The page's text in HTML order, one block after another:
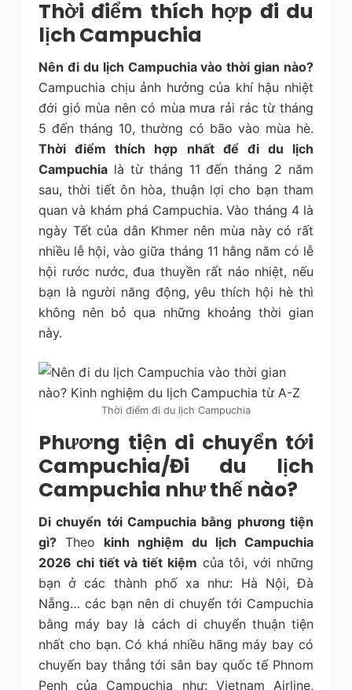
Thời điểm thích hợp đi du
lịch Campuchia
Nên đi du lịch Campuchia vào thời gian nào?
Campuchia chịu ảnh hưởng của khí hậu nhiệt
đới gió mùa nên có mùa mưa rải rác từ tháng
5 đến tháng 10, thường có bão vào mùa hè.
Thời điểm thích hợp nhất để đi du lịch
Campuchia là từ tháng 11 đến tháng 2 năm
sau, thời tiết ôn hòa, thuận lợi cho bạn tham
quan và khám phá Campuchia. Vào tháng 4 là
ngày Tết của dân Khmer nên mùa này có rất
nhiều lễ hội, vào giữa tháng 11 hằng năm có lễ
hội rước nước, đua thuyền rất náo nhiệt, nếu
bạn là người năng động, yêu thích hội hè thì
không nên bỏ qua những khoảng thời gian
này.
Thời điểm đi du lịch Campuchia
Phương tiện di chuyển tới
Campuchia/Đi du lịch
Campuchia như thế nào?
Di chuyển tới Campuchia bằng phương tiện
gì? Theo kinh nghiệm du lịch Campuchia
2026 chi tiết và tiết kiệm của tôi, với những
bạn ở các thành phố xa như: Hà Nội, Đà
Nẵng… các bạn nên di chuyển tới Campuchia
bằng máy bay là cách di chuyển thuận tiện
nhất cho bạn. Có khá nhiều hãng máy bay có
chuyến bay thẳng tới sân bay quốc tế Phnom
Penh của Campuchia như: Vietnam Airline,